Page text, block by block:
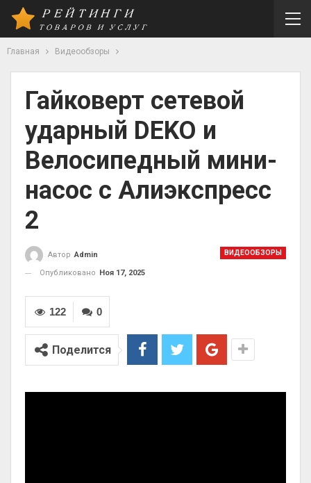
Главная Видеообзоры
Гайковерт сетевой
ударный DEKO и
Велосипедный мини-
насос с Алиэкспресс
2
ВИДЕООБЗОРЫ
Автор Admin
Опубликовано
Ноя 17, 2025
0
122
Поделится